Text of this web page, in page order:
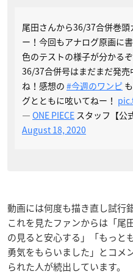
尾田さんから36/37合併巻
ー！今回もアナログ原画に
色のテストの様子が分かる
36/37合併号はまだまだ発
ね！感想の #今週のワンピ
グとともに呟いてねー！
— ONE PIECE スタッフ【公
August 18, 2020
動画には何度も描き直し試行
これを見たファンからは「尾
の見ると安心する」「もっと
勇気をもらいました」とコメ
られた人が続出しています。